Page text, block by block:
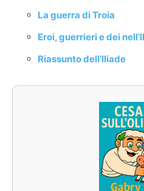
La guerra di Troia
Eroi, guerrieri e dei
Riassunto dell’Iliade